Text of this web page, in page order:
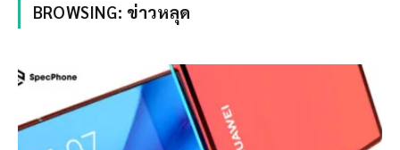
BROWSING: ข่าวหลุด